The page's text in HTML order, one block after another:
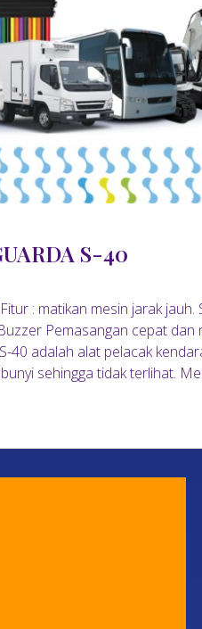
S-40
: matikan mesin jarak
Pemasangan cepat dan
40 adalah alat pelacak
sehingga tidak terlihat.